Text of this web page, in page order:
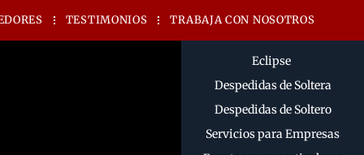
TESTIMONIOS TRABAJA CON NOSOTROS
Eclipse
Despedidas de Soltera
Despedidas de Soltero
Servicios para Empresas